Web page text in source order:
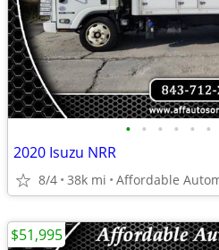
• • • • • •
2020 Isuzu NRR
8/4 38k mi Affordable
$51,995